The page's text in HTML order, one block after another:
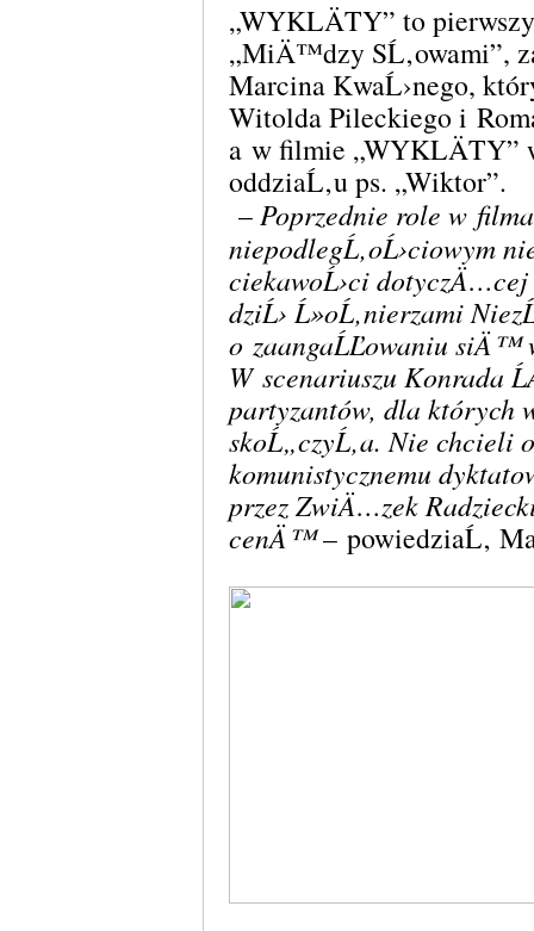
„WYKLÄTY” to
„MiÄ™dzy SĹ‚owami”,
Marcina KwaĹ›nego,
Witolda Pileckiego i
a w filmie
oddziaĹ‚u ps. „Wiktor”.
– Poprzednie role w
niepodlegĹ‚oĹ›ciowym
ciekawoĹ›ci dotyczÄ…cej
dziĹ› Ĺ»oĹ‚nierzami
o zaangaĹĽowaniu siÄ™
W scenariuszu Konrada
partyzantów, dla
skoĹ„czyĹ‚a. Nie
komunistycznemu
przez ZwiÄ…zek
cenÄ™– powiedziaĹ‚